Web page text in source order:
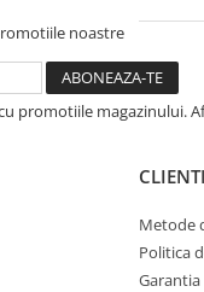
noastre
promotiile magazinului.
CLIENTI
Metode
Politica